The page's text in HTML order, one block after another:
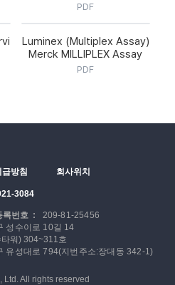
PDF
Luminex (Multiplex Assay)
Merck MILLIPLEX Assay
PDF
방침 회사위치
3084
록번호 :
209-81-25456
성수이로 10길 14
워) 304~311호
유성대로 794(지번주소:장대동 342-1)
All rights reserved